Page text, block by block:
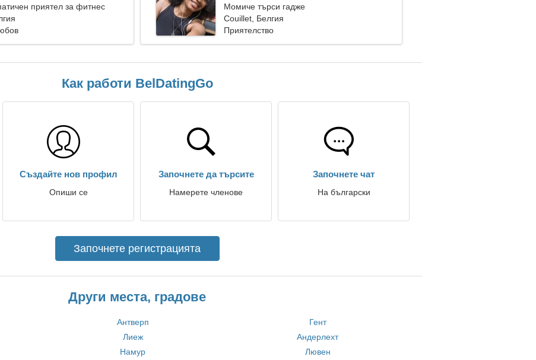
приятел за фитнес
Момиче търси гадже
Couillet, Белгия
Приятелство
Как работи BelDatingGo
Създайте нов профил
Опиши се
Започнете да търсите
Намерете членове
Започнете чат
На български
Започнете регистрацията
Други места, градове
Антверп
Гент
Лиеж
Андерлехт
Намур Лювен